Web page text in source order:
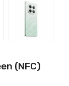
(NFC)